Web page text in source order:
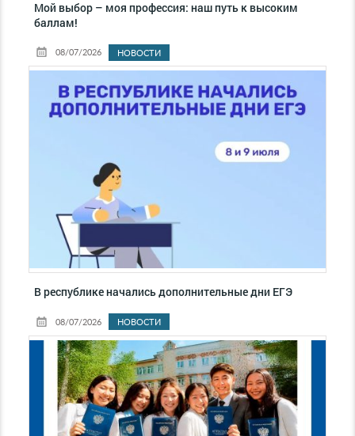
Мой выбор – моя профессия: наш путь к высоким
баллам!
08/07/2026 НОВОСТИ
В республике начались дополнительные дни ЕГЭ
08/07/2026 НОВОСТИ